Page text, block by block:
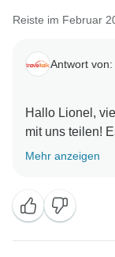
Reiste im Februar
Antwort von:
Hallo Lionel,
mit uns teilen!
und das Team
die Wüste
ehrliches
Mahlzeiten.
Mehr anzeigen